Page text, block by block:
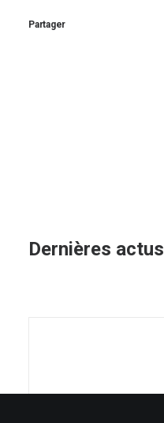
Partager
Dernières actus